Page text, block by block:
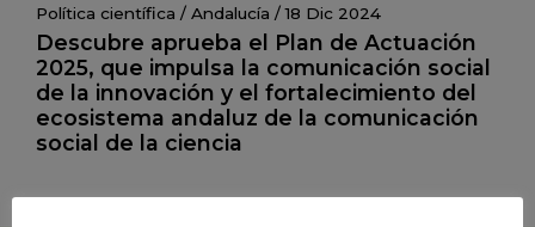
Política científica / Andalucía /18 Dic 2024
Descubre aprueba el Plan de Actuación
2025, que impulsa la comunicación social
de la innovación y el fortalecimiento del
ecosistema andaluz de la comunicación
social de la ciencia